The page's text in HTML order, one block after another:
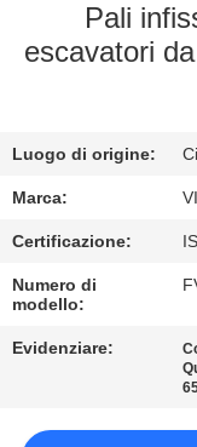
FABBRICA
DI
QUALITÀ
Pali
escavatori
Luogo di origine:
Marca:
Certificazione:
Numero di
modello:
Evidenziare: